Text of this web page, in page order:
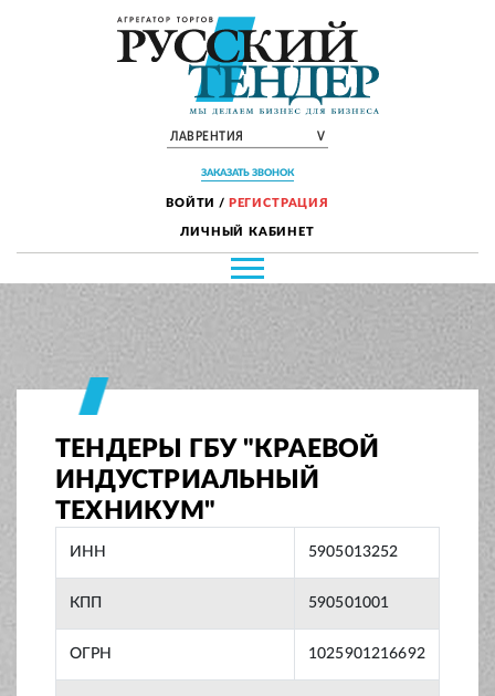
ЛАВРЕНТИЯ V
ЗАКАЗАТЬ ЗВОНОК
ВОЙТИ / РЕГИСТРАЦИЯ
ЛИЧНЫЙ КАБИНЕТ
ТЕНДЕРЫ ГБУ "КРАЕВОЙ
ИНДУСТРИАЛЬНЫЙ
ТЕХНИКУМ"
ИНН 5905013252
КПП 590501001
ОГРН 1025901216692